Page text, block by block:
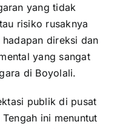
yang tidak
risiko rusaknya
direksi dan
yang sangat
di Boyolali.
publik di pusat
ini menuntut